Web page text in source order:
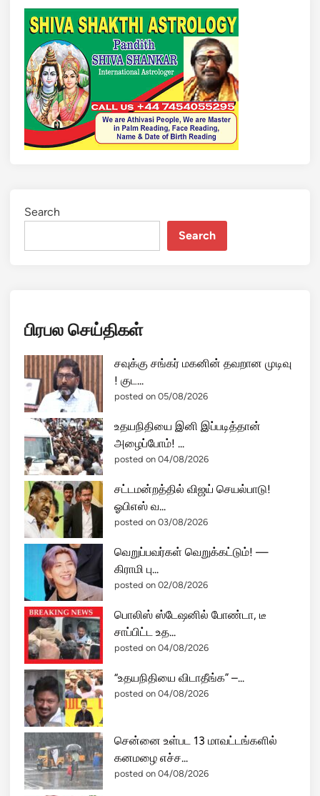
Search
Search
பிரபல செய்திகள்
சவுக்கு சங்கர் மகனின் தவறான முடிவு
! குட...
posted on 05/08/2026
உதயநிதியை இனி இப்படித்தான்
அழைப்போம்! ...
posted on 04/08/2026
சட்டமன்றத்தில் விஜய் செயல்பாடு!
ஓபிஎஸ் வ...
posted on 03/08/2026
வெறுப்பவர்கள் வெறுக்கட்டும்! —
கிராமி பு...
posted on 02/08/2026
பொலிஸ் ஸ்டேஷனில் போண்டா, டீ
சாப்பிட்ட உத...
posted on 04/08/2026
“உதயநிதியை விடாதீங்க” –...
posted on 04/08/2026
சென்னை உள்பட 13 மாவட்டங்களில்
கனமழை எச்ச...
posted on 04/08/2026